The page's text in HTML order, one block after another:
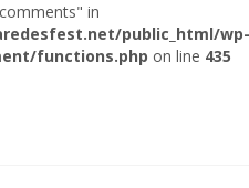
in
public_html/wp-
functions.php on line 435